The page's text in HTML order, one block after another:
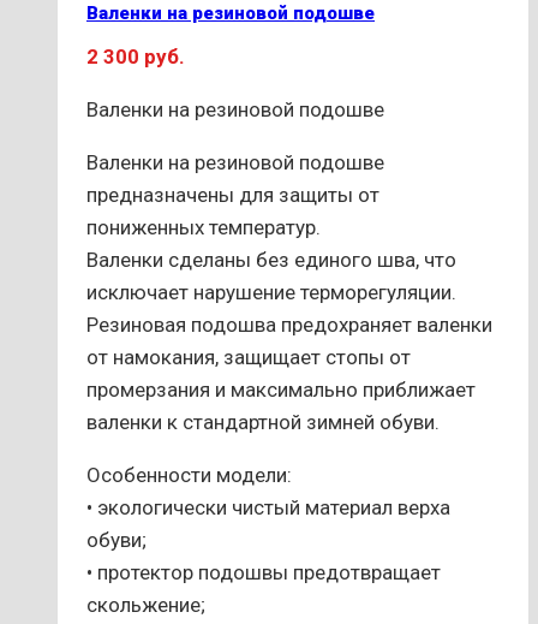
Валенки на резиновой подошве
2 300 руб.
Валенки на резиновой подошве
Валенки на резиновой подошве
предназначены для защиты от
пониженных температур.
Валенки сделаны без единого шва, что
исключает нарушение терморегуляции.
Резиновая подошва предохраняет валенки
от намокания, защищает стопы от
промерзания и максимально приближает
валенки к стандартной зимней обуви.
Особенности модели:
• экологически чистый материал верха
обуви;
• протектор подошвы предотвращает
скольжение;